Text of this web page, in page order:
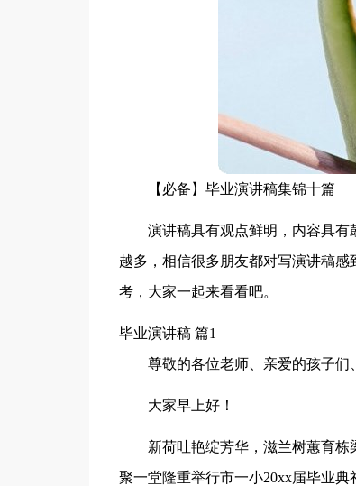
【必备】毕业演讲稿集锦十篇
演讲稿具有观点鲜明，内容具
越多，相信很多朋友都对写演讲稿
考，大家一起来看看吧。
毕业演讲稿 篇1
尊敬的各位老师、亲爱的孩子们
大家早上好！
新荷吐艳绽芳华，滋兰树蕙育
聚一堂隆重举行市一小20xx届毕业